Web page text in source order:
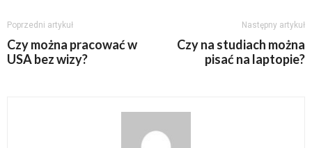
Poprzedni artykuł
Czy można pracować w
USA bez wizy?
Następny artykuł
Czy na studiach można
pisać na laptopie?